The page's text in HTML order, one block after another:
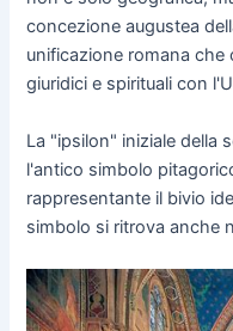
concezione augustea
unificazione romana
giuridici e spirituali con
La "ipsilon" iniziale della
l'antico simbolo
rappresentante il bivio
simbolo si ritrova anche